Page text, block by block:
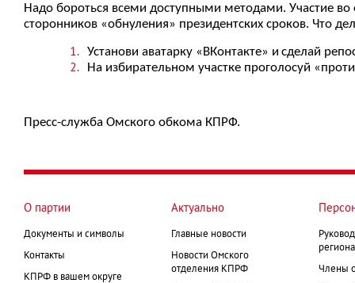
Надо бороться всеми доступными методами. Участие
сторонников «обнуления» президентских сроков. Что
Установи аватарку «ВКонтакте» и сделай
На избирательном участке проголосуй
Пресс-служба Омского обкома КПРФ.
О партии
Документы и символы
Контакты
КПРФ в вашем округе
Актуально
Главные новости
Новости Омского
отделения КПРФ
Члены